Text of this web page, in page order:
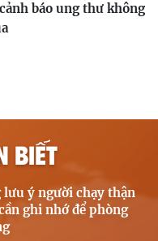
báo ung thư không
BIẾT
lưu ý người chạy thận
ghi nhớ để phòng